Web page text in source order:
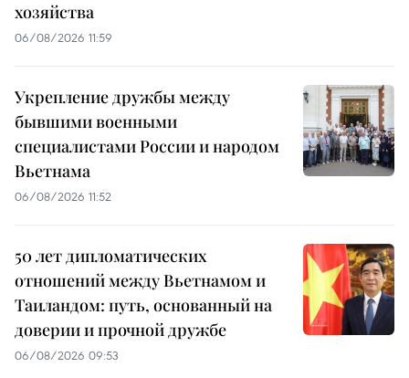
хозяйства
06/08/2026 11:59
Укрепление дружбы между
бывшими военными
специалистами России и народом
Вьетнама
06/08/2026 11:52
50 лет дипломатических
отношений между Вьетнамом и
Таиландом: путь, основанный на
доверии и прочной дружбе
06/08/2026 09:53